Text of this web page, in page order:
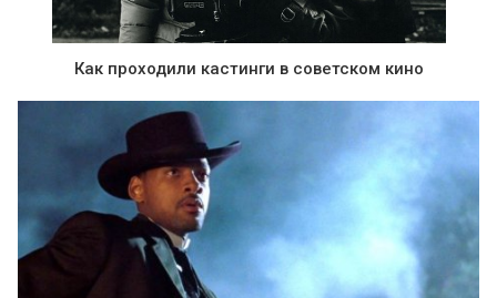
Как проходили кастинги в советском кино